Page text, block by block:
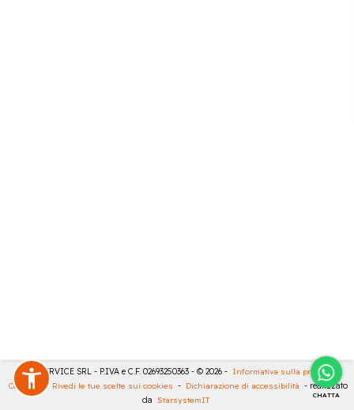
CHATTA
CASA SERVICE SRL - P.IVA e C.F. 02693250363 - © 2026 - Informativa sulla privacy -
Cookies
- Rivedi le tue scelte sui cookies - Dichiarazione di accessibilità - realizzato
da StarsystemIT